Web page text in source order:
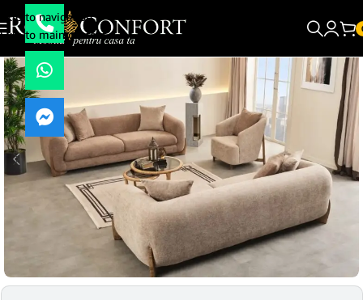
Skip to navigation
Skip to main content